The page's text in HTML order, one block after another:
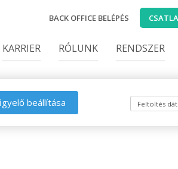
BACK OFFICE BELÉPÉS
KARRIER RÓLUNK RENDSZER
beállítása